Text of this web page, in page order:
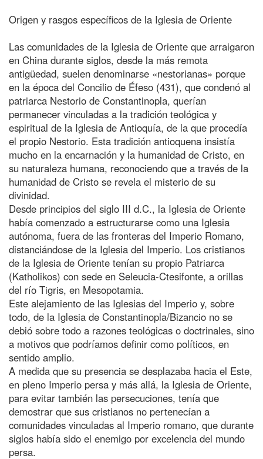
Origen y rasgos específicos de la Iglesia de Oriente
Las comunidades de la Iglesia de Oriente que arraigaron
en China durante siglos, desde la más remota
antigüedad, suelen denominarse «nestorianas» porque
en la época del Concilio de Éfeso (431), que condenó al
patriarca Nestorio de Constantinopla, querían
permanecer vinculadas a la tradición teológica y
espiritual de la Iglesia de Antioquía, de la que procedía
el propio Nestorio. Esta tradición antioquena insistía
mucho en la encarnación y la humanidad de Cristo, en
su naturaleza humana, reconociendo que a través de la
humanidad de Cristo se revela el misterio de su
divinidad.
Desde principios del siglo III d.C., la Iglesia de Oriente
había comenzado a estructurarse como una Iglesia
autónoma, fuera de las fronteras del Imperio Romano,
distanciándose de la Iglesia del Imperio. Los cristianos
de la Iglesia de Oriente tenían su propio Patriarca
(Katholikos) con sede en Seleucia-Ctesifonte, a orillas
del río Tigris, en Mesopotamia.
Este alejamiento de las Iglesias del Imperio y, sobre
todo, de la Iglesia de Constantinopla/Bizancio no se
debió sobre todo a razones teológicas o doctrinales, sino
a motivos que podríamos definir como políticos, en
sentido amplio.
A medida que su presencia se desplazaba hacia el Este,
en pleno Imperio persa y más allá, la Iglesia de Oriente,
para evitar también las persecuciones, tenía que
demostrar que sus cristianos no pertenecían a
comunidades vinculadas al Imperio romano, que durante
siglos había sido el enemigo por excelencia del mundo
persa.